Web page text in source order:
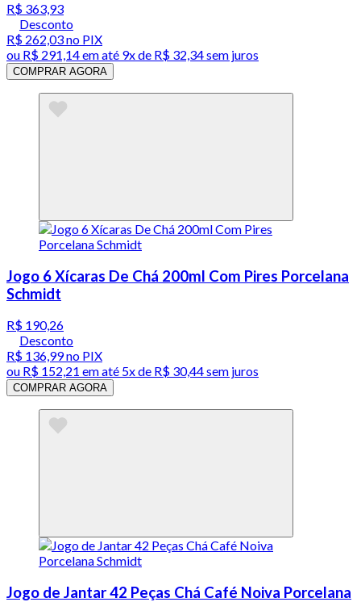
R$ 363,93
Desconto
R$ 262,03no PIX
ou R$ 291,14em até 9x de R$ 32,34 sem juros
COMPRAR AGORA
Jogo 6 Xícaras De Chá 200ml Com Pires Porcelana
Schmidt
R$ 190,26
Desconto
R$ 136,99no PIX
ou R$ 152,21 em até 5x de R$ 30,44 sem juros
COMPRAR AGORA
Jogo de Jantar 42 Peças Chá Café Noiva Porcelana